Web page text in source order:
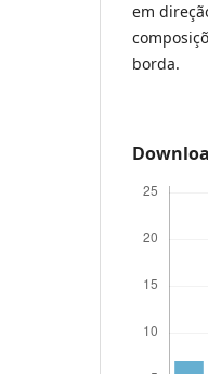
em
borda.